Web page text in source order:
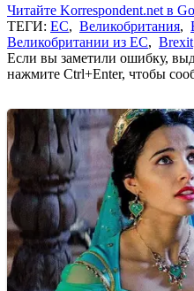
Читайте Korrespondent.net в
ТЕГИ: ЕС, Великобритания,
Великобритании из ЕС, Brexit
Если вы заметили ошибку,
нажмите Ctrl+Enter, чтобы